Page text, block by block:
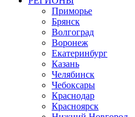
Приморье
Брянск
Волгоград
Воронеж
Екатеринбург
Казань
Челябинск
Чебоксары
Краснодар
Красноярск